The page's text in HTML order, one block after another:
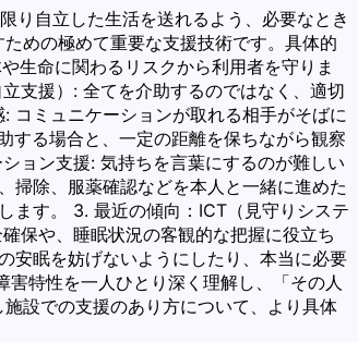
り自立した生活を送れるよう、必要なとき
めの極めて重要な支援技術です。具体的
生命に関わるリスクから利用者を守りま
支援）: 全てを介助するのではなく、適切
コミュニケーションが取れる相手がそばに
する場合と、一定の距離を保ちながら観察
ョン支援: 気持ちを言葉にするのが難しい
掃除、服薬確認などを本人と一緒に進めた
ます。 3. 最近の傾向：ICT（見守りシステ
保や、睡眠状況の客観的な把握に役立ち
安眠を妨げないようにしたり、本当に必要
特性を一人ひとり深く理解し、「その人
設での支援のあり方について、より具体